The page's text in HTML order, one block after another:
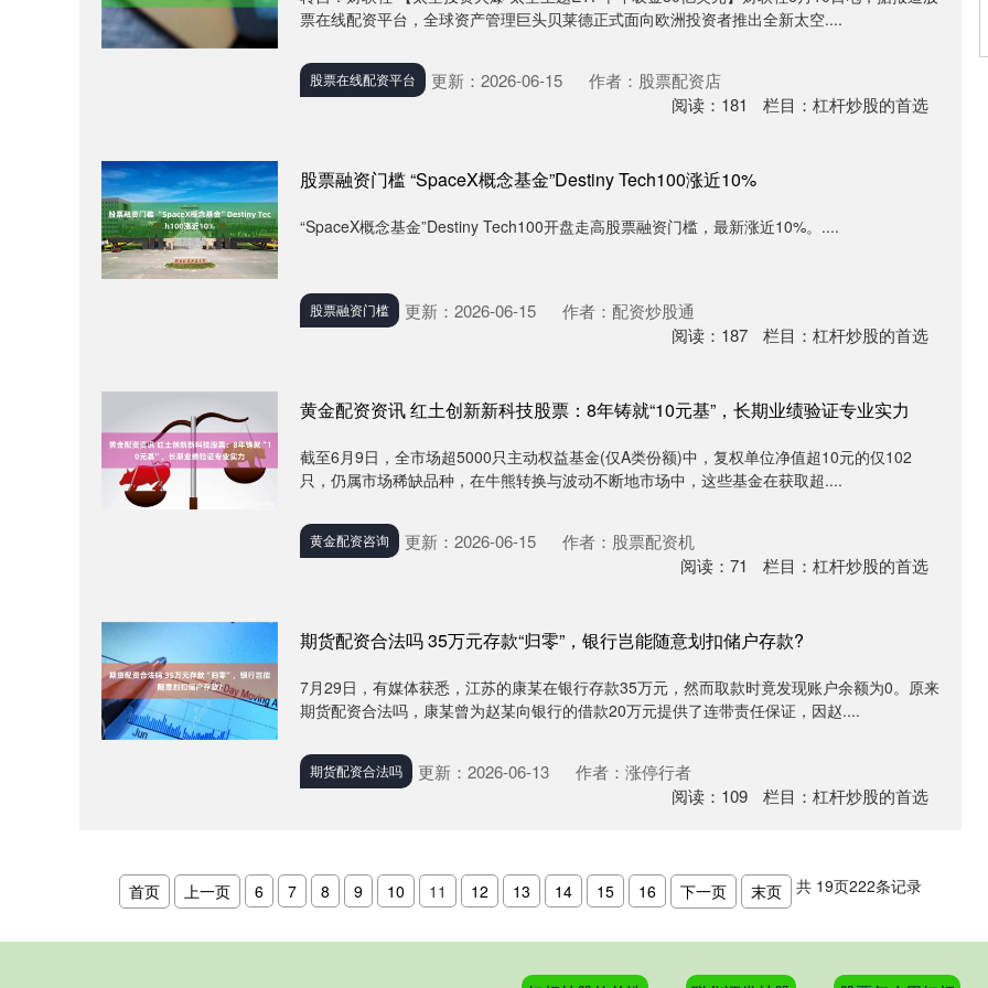
票在线配资平台，全球资产管理巨头贝莱德正式面向欧洲投资者推出全新太空....
股票在线配资平台 更新：2026-06-15
作者：股票配资店
阅读： 181 栏目： 杠杆炒股的首选
股票融资门槛 “SpaceX概念基金”Destiny Tech100涨近10%
“SpaceX概念基金”Destiny Tech100开盘走高股票融资门槛，最新涨近10%。....
股票融资门槛 更新：2026-06-15
作者：配资炒股通
阅读： 187 栏目： 杠杆炒股的首选
黄金配资资讯 红土创新新科技股票：8年铸就“10元基”，长期业绩验证专业实力
截至6月9日，全市场超5000只主动权益基金(仅A类份额)中，复权单位净值超10元的仅102
只，仍属市场稀缺品种，在牛熊转换与波动不断地市场中，这些基金在获取超....
黄金配资咨询 更新：2026-06-15
作者：股票配资机
阅读： 71 栏目： 杠杆炒股的首选
期货配资合法吗 35万元存款“归零”，银行岂能随意划扣储户存款?
7月29日，有媒体获悉，江苏的康某在银行存款35万元，然而取款时竟发现账户余额为0。原来
期货配资合法吗，康某曾为赵某向银行的借款20万元提供了连带责任保证，因赵....
期货配资合法吗 更新：2026-06-13
作者：涨停行者
阅读： 109 栏目： 杠杆炒股的首选
首页 上一页 6 7 8 9 10 11 12 13 14 15 16 下一页 末页 共 19页222条记录